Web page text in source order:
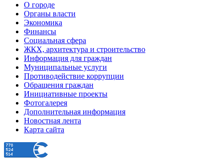
О городе
Органы власти
Экономика
Финансы
Социальная сфера
ЖКХ, архитектура и строительство
Информация для граждан
Муниципальные услуги
Противодействие коррупции
Обращения граждан
Инициативные проекты
Фотогалерея
Дополнительная информация
Новостная лента
Карта сайта